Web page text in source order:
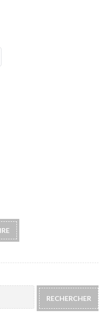
RECHERCHER